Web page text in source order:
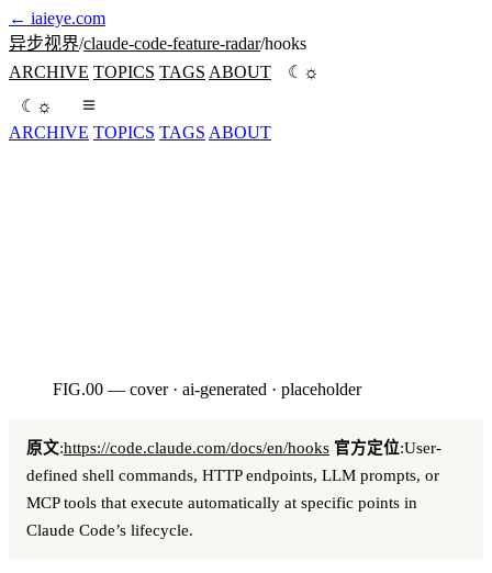
← iaieye.com
异步视界/claude-code-feature-radar/hooks
ARCHIVE TOPICS TAGS ABOUT ☾ ☼
☾ ☼
ARCHIVE TOPICS TAGS ABOUT
FIG.00 — cover · ai-generated · placeholder
原文:https://code.claude.com/docs/en/hooks 官方定位:User-
defined shell commands, HTTP endpoints, LLM prompts, or
MCP tools that execute automatically at specific points in
Claude Code’s lifecycle.